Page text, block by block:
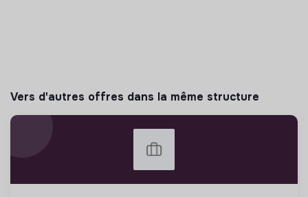
Vers d'autres offres dans la même structure